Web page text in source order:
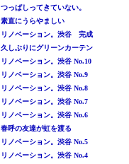
つっぱしってきていない。
素直にうらやましい
リノベーション。渋谷 完成
久しぶりにグリーンカーテン
リノベーション。渋谷 No.10
リノベーション。渋谷 No.9
リノベーション。渋谷 No.8
リノベーション。渋谷 No.7
リノベーション。渋谷 No.6
春呼の友達が虹を渡る
リノベーション。渋谷 No.5
リノベーション。渋谷 No.4